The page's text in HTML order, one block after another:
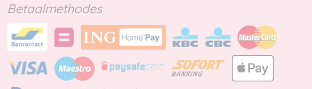
Betaalmethodes